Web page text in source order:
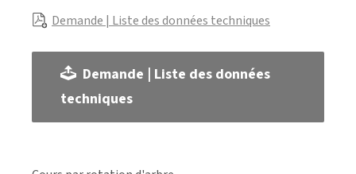
Demande | Liste des données techniques
Demande | Liste des données
techniques